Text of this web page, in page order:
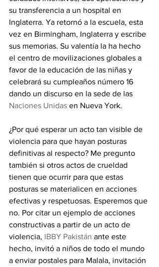
su transferencia a un hospital en
Inglaterra. Ya retornó a la escuela, esta
vez en Birmingham, Inglaterra y escribe
sus memorias. Su valentía la ha hecho
el centro de movilizaciones globales a
favor de la educación de las niñas y
celebrará su cumpleaños número 16
dando un discurso en la sede de las
Naciones Unidas en Nueva York.
¿Por qué esperar un acto tan visible de
violencia para que hayan posturas
definitivas al respecto? Me pregunto
también si otros actos de crueldad
tienen que ocurrir para que estas
posturas se materialicen en acciones
efectivas y respetuosas. Esperemos que
no. Por citar un ejemplo de acciones
constructivas a partir de un acto de
violencia, IBBY Pakistán ante este
hecho, invitó a niños de todo el mundo
a enviar postales para Malala, invitación